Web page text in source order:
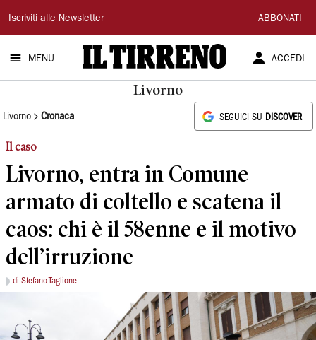
Il
Tirreno
Iscriviti alle Newsletter ABBONATI
MENU ACCEDI
Livorno
Livorno Cronaca SEGUICI SU DISCOVER
Il caso
Livorno, entra in Comune
armato di coltello e scatena il
caos: chi è il 58enne e il motivo
dell’irruzione
di Stefano Taglione